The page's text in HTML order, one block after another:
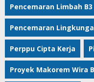
Pencemaran Limbah
Pencemaran
Perppu Cipta Kerja
Proyek Makorem Wira